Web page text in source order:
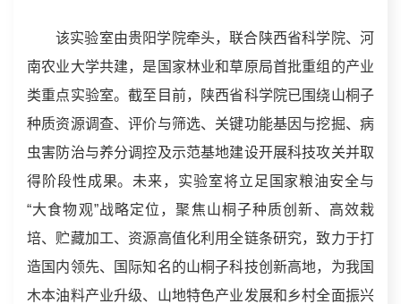
该实验室由贵阳学院牵头，联合陕西省科学院、河
南农业大学共建，是国家林业和草原局首批重组的产业
类重点实验室。截至目前，陕西省科学院已围绕山桐子
种质资源调查、评价与筛选、关键功能基因与挖掘、病
虫害防治与养分调控及示范基地建设开展科技攻关并取
得阶段性成果。未来，实验室将立足国家粮油安全与
“大食物观”战略定位，聚焦山桐子种质创新、高效栽
培、贮藏加工、资源高值化利用全链条研究，致力于打
造国内领先、国际知名的山桐子科技创新高地，为我国
木本油料产业升级、山地特色产业发展和乡村全面振兴